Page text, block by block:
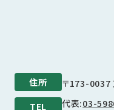
住所
〒173-0037
TEL
代表:03-